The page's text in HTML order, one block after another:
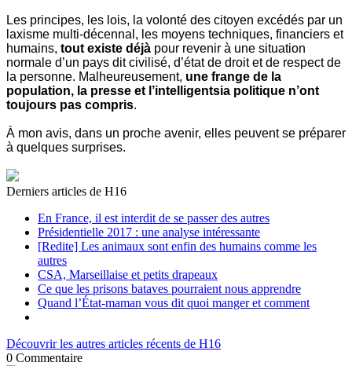
Les principes, les lois, la volonté des citoyen excédés par un
laxisme multi-décennal, les moyens techniques, financiers et
humains, tout existe déjà pour revenir à une situation
normale d’un pays dit civilisé, d’état de droit et de respect de
la personne. Malheureusement, une frange de la
population, la presse et l’intelligentsia politique n’ont
toujours pas compris.
À mon avis, dans un proche avenir, elles peuvent se préparer
à quelques surprises.
Derniers articles de H16
En France, il est interdit de se passer des autres
Présidentielle 2017 : une analyse intéressante
[Redite] Les animaux sont enfin des humains comme les
autres
CSA, Marseillaise et petits drapeaux
Ce que les prisons bataves pourraient nous apprendre
Quand l’État-maman vous dit quoi manger et comment
Découvrir les autres articles récents de H16
0 Commentaire